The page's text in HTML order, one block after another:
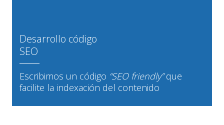
Desarrollo código
SEO
Escribimos un código “SEO friendly”que
facilite la indexación del contenido